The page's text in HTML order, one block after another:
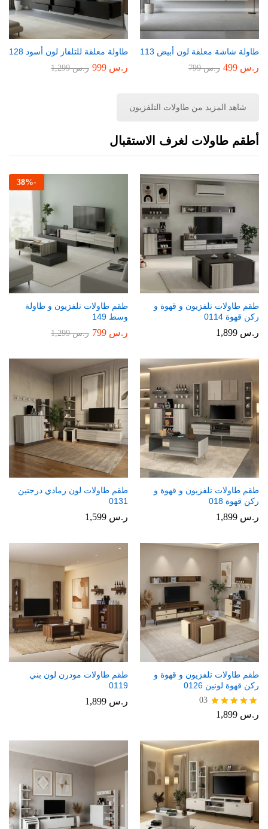
طاولة شاشة معلقة لون أبيض 113
ر.س ر.س799
طاولة معلقة للتلفاز لون أسود 128
ر.س ر.س1,299
شاهد المزيد من طاولات التلفزيون
أطقم طاولات لغرف الاستقبال
طقم طاولات تلفزيون و قهوة و
ركن قهوة 0114
ر.س
-
38%
طقم طاولات تلفزيون و طاولة
وسط 149
ر.س ر.س1,299
طقم طاولات تلفزيون و قهوة و
ركن قهوة 018
ر.س
طقم طاولات لون رمادي درجتين
0131
ر.س
طقم طاولات تلفزيون و قهوة و
ركن قهوة لونين 0126
تم التقييم
03
ر.س
طقم طاولات مودرن لون بني
0119
ر.س